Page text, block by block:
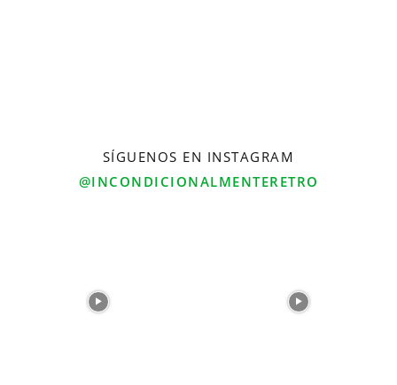
SÍGUENOS EN INSTAGRAM
@INCONDICIONALMENTERETRO